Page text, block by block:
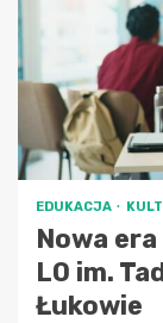
EDUKACJA
Nowa
LO im.
Łukowie